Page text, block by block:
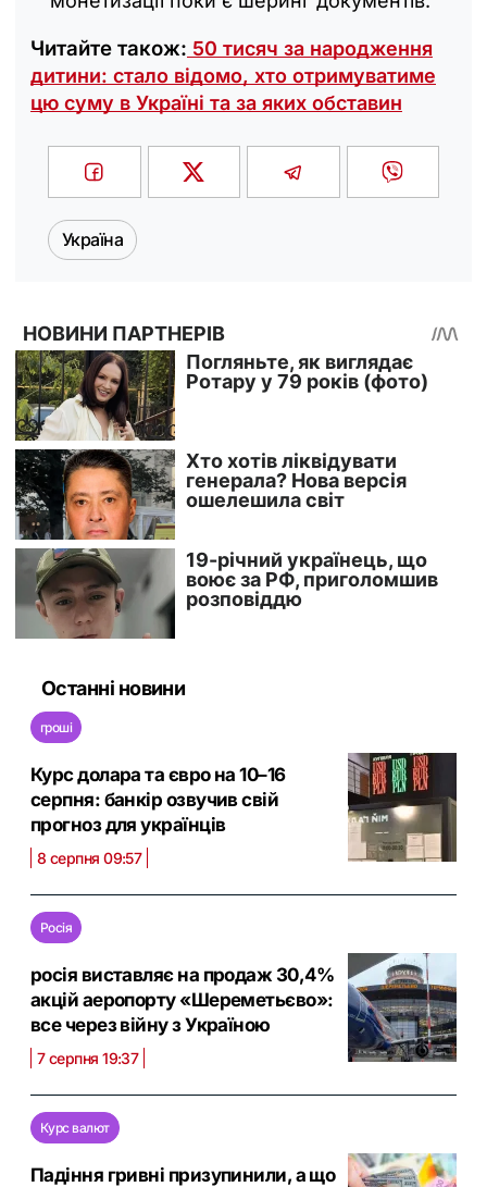
Читайте також: 50 тисяч за народження
дитини: стало відомо, хто отримуватиме
цю суму в Україні та за яких обставин
Україна
Останні новини
гроші
Курс долара та євро на 10–16
серпня: банкір озвучив свій
прогноз для українців
8 серпня 09:57
Росія
росія виставляє на продаж 30,4%
акцій аеропорту «Шереметьєво»:
все через війну з Україною
7 серпня 19:37
Курс валют
Падіння гривні призупинили, а що